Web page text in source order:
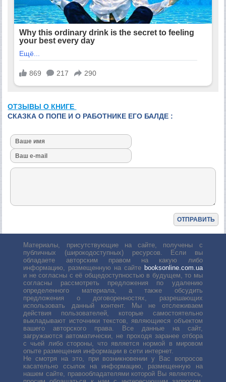
ОТЗЫВЫ О КНИГЕ
СКАЗКА О ПОПЕ И О РАБОТНИКЕ ЕГО БАЛДЕ :
Материалы, присутствующие на сайте, получены с
публичных (широкодоступных) ресурсов. Если вы
обладаете авторским правом на какую либо
информацию, размещенную на сайте booksonline.com.ua
и не согласны с её общедоступностью в будущем, то мы
согласны рассмотреть предложения по удалению
определенного материала, а также обсудить
предложения о договоренностях, разрешающих
использовать данный контент. Мы не отслеживаем
действия пользователей, которые самостоятельно
выкладывают источники текстов, являющиеся объектом
вашего авторского права. Все данные на сайт,
загружаются автоматически, не проходя заранее отбора
с чьей либо стороны, что является нормой в мировом
опыте размещения информации в сети интернет.
Не смотря на это, при возникновении у Вас вопросов
касательно ссылок на информацию, размещенную на
нашем сайте, правообладателями которой Вы являетесь,